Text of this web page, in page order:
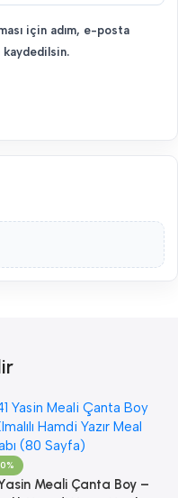
için adım, e-posta
kaydedilsin.
Meali Çanta Boy –